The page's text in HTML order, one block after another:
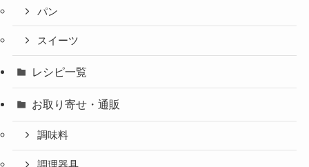
パン
スイーツ
レシピ一覧
お取り寄せ・通販
調味料